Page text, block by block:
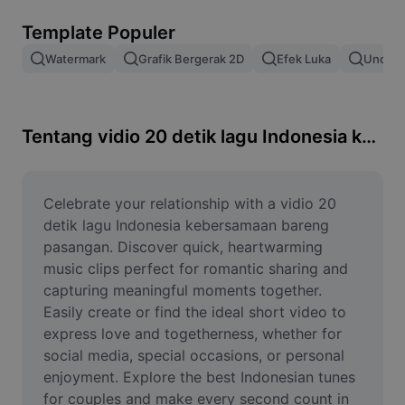
Gabung gambar
Ubah Ukuran Gambar
Pembuat Meme
AI Text Remover
AI People Remover
AI Inpainting
Face Cutout
Template Populer
Watermark Grafik Bergerak 2D Efek Luka Unduh
Tentang vidio 20 detik lagu Indonesia kebersamaan bareng pasangan
Celebrate your relationship with a vidio 20
detik lagu Indonesia kebersamaan bareng
pasangan. Discover quick, heartwarming
music clips perfect for romantic sharing and
capturing meaningful moments together.
Easily create or find the ideal short video to
express love and togetherness, whether for
social media, special occasions, or personal
enjoyment. Explore the best Indonesian tunes
for couples and make every second count in